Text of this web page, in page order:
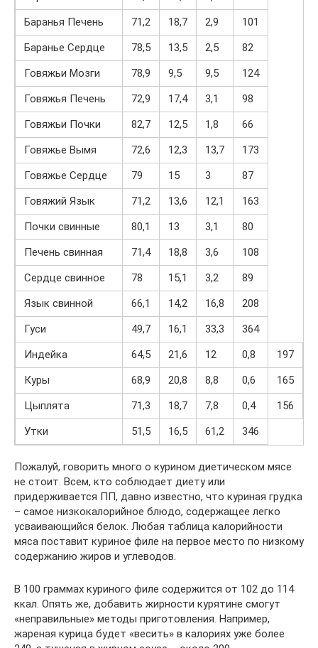
Баранья Печень
71,2 18,7 2,9
101
Баранье Сердце
78,5 13,5 2,5
82
Говяжьи Мозги
78,9 9,5 9,5
124
Говяжья Печень
72,9 17,4 3,1
98
Говяжьи Почки
82,7 12,5 1,8
66
Говяжье Вымя
72,6 12,3 13,7
173
Говяжье Сердце
79 15 3
87
Говяжий Язык
71,2 13,6 12,1
163
Почки свинные
80,1 13 3,1
80
Печень свинная
71,4 18,8 3,6
108
Сердце свинное
78 15,1 3,2
89
Язык свинной
66,1 14,2 16,8
208
Гуси
49,7 16,1 33,3
364
Индейка
64,5 21,6 12 0,8
197
Куры
68,9 20,8 8,8 0,6
165
Цыплята
71,3 18,7 7,8 0,4
156
Утки
51,5 16,5 61,2 346
Пожалуй, говорить много о курином диетическом мясе
не стоит. Всем, кто соблюдает диету или
придерживается ПП, давно известно, что куриная грудка
– самое низкокалорийное блюдо, содержащее легко
усваивающийся белок. Любая таблица калорийности
мяса поставит куриное филе на первое место по низкому
содержанию жиров и углеводов.
В 100 граммах куриного филе содержится от 102 до 114
ккал. Опять же, добавить жирности курятине смогут
«неправильные» методы приготовления. Например,
жареная курица будет «весить» в калориях уже более